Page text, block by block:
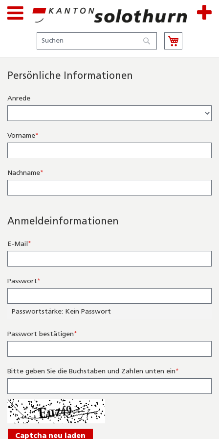
Suche
Suche
Persönliche Informationen
Name
Anrede
Vorname
Nachname
Anmeldeinformationen
E-Mail
Passwort
Passwortstärke: Kein Passwort
Passwort bestätigen
Bitte geben Sie die Buchstaben und Zahlen unten ein
Captcha neu laden